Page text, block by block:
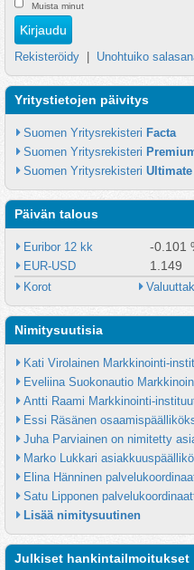
Muista minut
Rekisteröidy Unohtuiko
Yritystietojen päivitys
Suomen Yritysrekisteri Facta
Suomen Yritysrekisteri
Suomen Yritysrekisteri Ultimate
Päivän talous
Euribor 12 kk -0.101
EUR-USD 1.149
Korot
Nimitysuutisia
Kati Virolainen Markkinointi-
Eveliina Suokonautio
Antti Raami Markkinointi-
Essi Räsänen
Juha Parviainen on nimitetty
Marko Lukkari
Elina Hänninen
Satu Lipponen
Lisää nimitysuutinen
Julkiset hankintailmoitukset